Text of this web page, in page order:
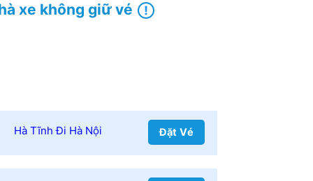
xe không giữ vé
Hà Tĩnh Đi Hà Nội Đặt Vé